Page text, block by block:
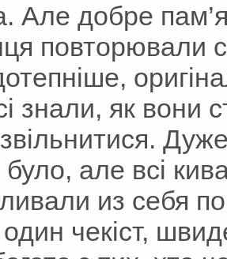
Але добре
повторювали
знали, як вони
але всі
из себя
чекіст,